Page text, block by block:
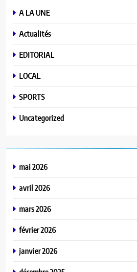
A LA UNE
Actualités
EDITORIAL
LOCAL
SPORTS
Uncategorized
mai 2026
avril 2026
mars 2026
février 2026
janvier 2026